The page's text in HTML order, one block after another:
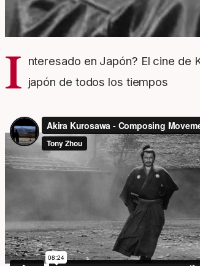
I nteresado en Japón? El cine de
japón de todos los tiempos